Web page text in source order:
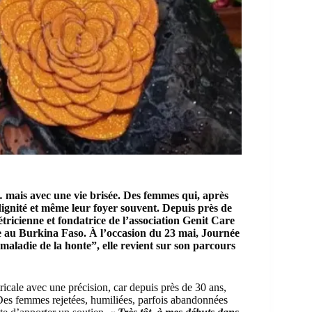
avec une vie brisée. Des femmes qui, après
et même leur foyer souvent. Depuis près de
et fondatrice de l’association Genit Care
Burkina Faso. À l’occasion du 23 mai, Journée
de la honte”, elle revient sur son parcours
avec une précision, car depuis près de 30 ans,
femmes rejetées, humiliées, parfois abandonnées